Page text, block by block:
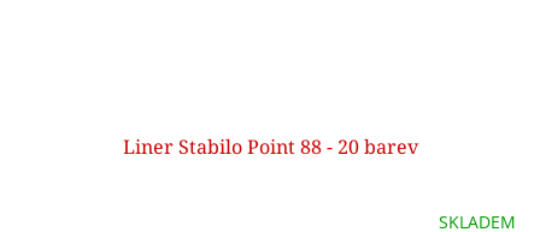
Liner Stabilo Point 88 - 20 barev
SKLADEM